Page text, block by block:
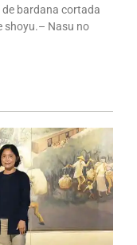
de bardana cortada
shoyu.– Nasu no